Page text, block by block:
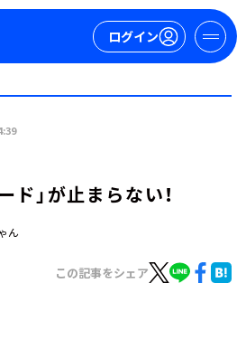
ログイン
ド」が止まらない！
ん
この記事をシェア